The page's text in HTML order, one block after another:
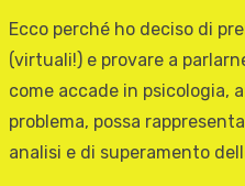
Ecco perché ho deciso di
(virtuali!) e provare a
come accade in psicologia,
problema, possa
analisi e di superamento